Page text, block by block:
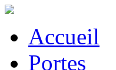
Accueil
Portes